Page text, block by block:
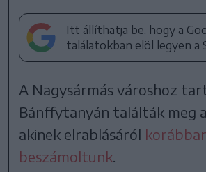
Itt állíthatja be, hogy a
találatokban elöl legyen a
A Nagysármás városhoz
Bánffytanyán találták meg
akinek elrablásáról
beszámoltunk